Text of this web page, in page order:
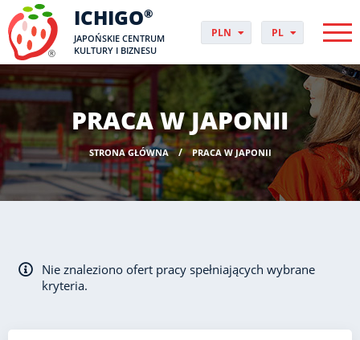
ICHIGO®
JAPOŃSKIE CENTRUM
KULTURY I BIZNESU
PLN
USD
CHF
DKK
NOK
SEK
HUF
PL
DA
DE
EN
ES
FR
HR
HU
PT
SV
PRACA W JAPONII
STRONA GŁÓWNA PRACA W JAPONII
Nie znaleziono ofert pracy spełniających wybrane
kryteria.